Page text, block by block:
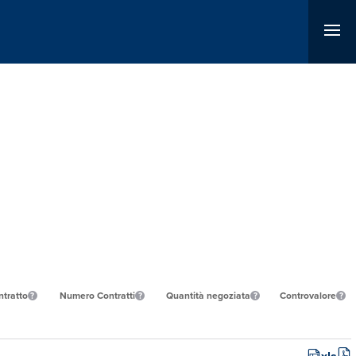
Numero Contratti Quantità negoziata Controvalore